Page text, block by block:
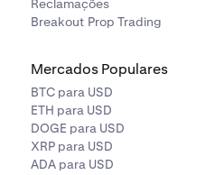
todos os saldos da
são movidos para a sua
de valor de colateral de
Reclamações
Breakout Prop Trading
Mercados Populares
BTC para USD
ETH para USD
DOGE para USD
XRP para USD
ADA para USD